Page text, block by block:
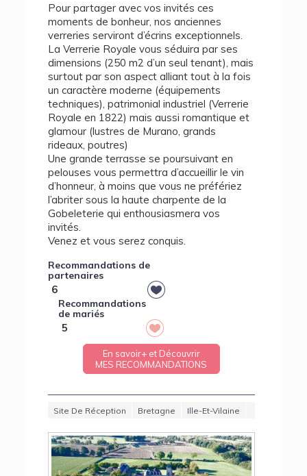
Pour partager avec vos invités ces
moments de bonheur, nos anciennes
verreries serviront d’écrins exceptionnels.
La Verrerie Royale vous séduira par ses
dimensions (250 m2 d’un seul tenant), mais
surtout par son aspect alliant tout à la fois
un caractère moderne (équipements
techniques), patrimonial industriel (Verrerie
Royale en 1822) mais aussi romantique et
glamour (lustres de Murano, grands
rideaux, poutres)
Une grande terrasse se poursuivant en
pelouses vous permettra d’accueillir le vin
d’honneur, à moins que vous ne préfériez
l’abriter sous la haute charpente de la
Gobeleterie qui enthousiasmera vos
invités.
Venez et vous serez conquis.
Recommandations de
partenaires
6
Recommandations
de mariés
5
En savoir+ et Découvrir
MES RECOMMANDATIONS
Site De Réception Bretagne Ille-Et-Vilaine